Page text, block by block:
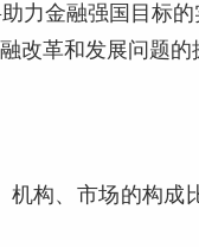
力金融强国目标
改革和发展问题的
构、市场的构成